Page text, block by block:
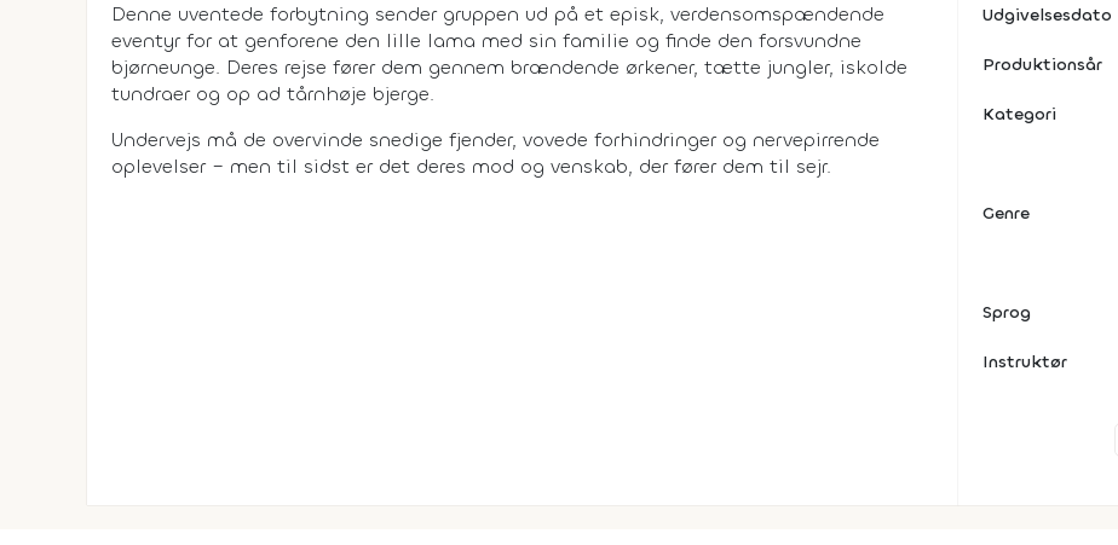
Denne uventede forbytning sender gruppen ud på et episk, verdensomspændende
eventyr for at genforene den lille lama med sin familie og finde den forsvundne
bjørneunge. Deres rejse fører dem gennem brændende ørkener, tætte jungler, iskolde
tundraer og op ad tårnhøje bjerge.
Undervejs må de overvinde snedige fjender, vovede forhindringer og nervepirrende
oplevelser – men til sidst er det deres mod og venskab, der fører dem til sejr.
Udgivelsesdato
Produktionsår
Kategori
Genre
Sprog
Instruktør